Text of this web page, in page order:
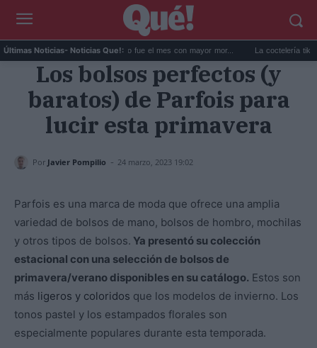
Últimas Noticias- Noticias Que!:
La DGT confirma que junio fue el mes con mayor mor... La coctelería tiki
Los bolsos perfectos (y
baratos) de Parfois para
lucir esta primavera
Por Javier Pompilio - 24 marzo, 2023 19:02
Parfois es una marca de moda que ofrece una amplia
variedad de bolsos de mano, bolsos de hombro, mochilas
y otros tipos de bolsos. Ya presentó su colección
estacional con una selección de bolsos de
primavera/verano disponibles en su catálogo. Estos son
más ligeros y coloridos que los modelos de invierno. Los
tonos pastel y los estampados florales son
especialmente populares durante esta temporada.